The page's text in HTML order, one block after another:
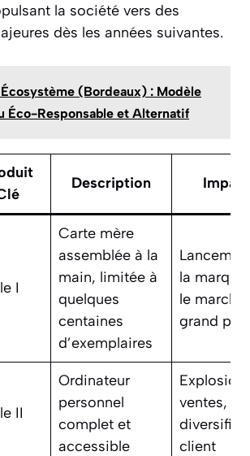
la société vers des
dès les années suivantes.
(Bordeaux) : Modèle
Éco-Responsable et Alternatif
Description Impact
I
Carte mère
assemblée à la
main, limitée à
quelques
centaines
d’exemplaires
la marque
le marché
grand
II
Ordinateur
personnel
complet et
accessible
Explosion
ventes,
client